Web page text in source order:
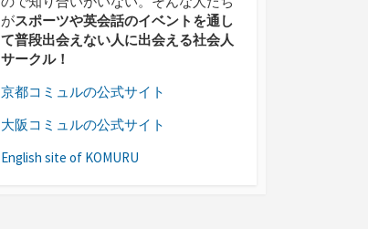
がスポーツや英会話のイベントを通し
て普段出会えない人に出会える社会人
サークル！
京都コミュルの公式サイト
大阪コミュルの公式サイト
English site of KOMURU